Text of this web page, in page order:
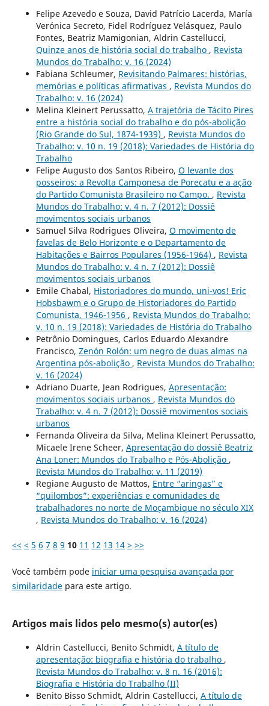
Felipe Azevedo e Souza, David Patrício Lacerda, María
Verónica Secreto, Fidel Rodríguez Velásquez, Paulo
Fontes, Beatriz Mamigonian, Aldrin Castellucci,
Quinze anos de história social do trabalho , Revista
Mundos do Trabalho: v. 16 (2024)
Fabiana Schleumer, Revisitando Palmares: histórias,
memórias e políticas afirmativas , Revista Mundos do
Trabalho: v. 16 (2024)
Melina Kleinert Perussatto, A trajetória de Tácito Pires
entre a história social do trabalho e do pós-abolição
(Rio Grande do Sul, 1874-1939) , Revista Mundos do
Trabalho: v. 10 n. 19 (2018): Variedades de História do
Trabalho
Felipe Augusto dos Santos Ribeiro, O levante dos
posseiros: a Revolta Camponesa de Porecatu e a ação
do Partido Comunista Brasileiro no Campo. , Revista
Mundos do Trabalho: v. 4 n. 7 (2012): Dossiê
movimentos sociais urbanos
Samuel Silva Rodrigues Oliveira, O movimento de
favelas de Belo Horizonte e o Departamento de
Habitações e Bairros Populares (1956-1964) , Revista
Mundos do Trabalho: v. 4 n. 7 (2012): Dossiê
movimentos sociais urbanos
Emile Chabal, Historiadores do mundo, uni-vos! Eric
Hobsbawm e o Grupo de Historiadores do Partido
Comunista, 1946-1956 , Revista Mundos do Trabalho:
v. 10 n. 19 (2018): Variedades de História do Trabalho
Petrônio Domingues, Carlos Eduardo Alexandre
Francisco, Zenón Rolón: um negro de duas almas na
Argentina pós-abolição , Revista Mundos do Trabalho:
v. 16 (2024)
Adriano Duarte, Jean Rodrigues, Apresentação:
movimentos sociais urbanos , Revista Mundos do
Trabalho: v. 4 n. 7 (2012): Dossiê movimentos sociais
urbanos
Fernanda Oliveira da Silva, Melina Kleinert Perussatto,
Micaele Irene Scheer, Apresentação do dossiê Beatriz
Ana Loner: Mundos do Trabalho e Pós-Abolição ,
Revista Mundos do Trabalho: v. 11 (2019)
Regiane Augusto de Mattos, Entre “aringas” e
“quilombos”: experiências e comunidades de
trabalhadores no norte de Moçambique no século XIX
, Revista Mundos do Trabalho: v. 16 (2024)
<< < 5 6 7 8 9 10 11 12 13 14 > >>
Você também pode iniciar uma pesquisa avançada por
similaridadepara este artigo.
Artigos mais lidos pelo mesmo(s) autor(es)
Aldrin Castellucci, Benito Schmidt, A título de
apresentação: biografia e história do trabalho ,
Revista Mundos do Trabalho: v. 8 n. 16 (2016):
Biografia e História do Trabalho (II)
Benito Bisso Schmidt, Aldrin Castellucci, A título de